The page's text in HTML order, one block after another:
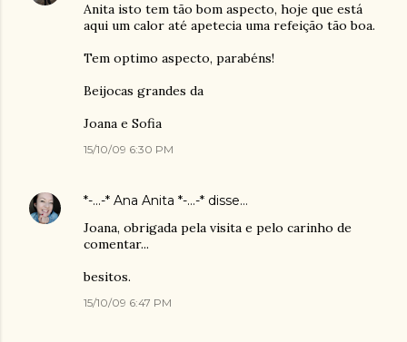
Anita isto tem tão bom aspecto, hoje que está
aqui um calor até apetecia uma refeição tão boa.
Tem optimo aspecto, parabéns!
Beijocas grandes da
Joana e Sofia
15/10/09 6:30 PM
*-...-* Ana Anita *-...-* disse…
Joana, obrigada pela visita e pelo carinho de
comentar...
besitos.
15/10/09 6:47 PM